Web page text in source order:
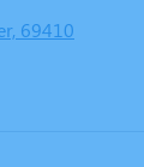
69410